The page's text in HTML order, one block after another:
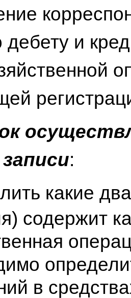
дебету и
:
какие
содержит
в